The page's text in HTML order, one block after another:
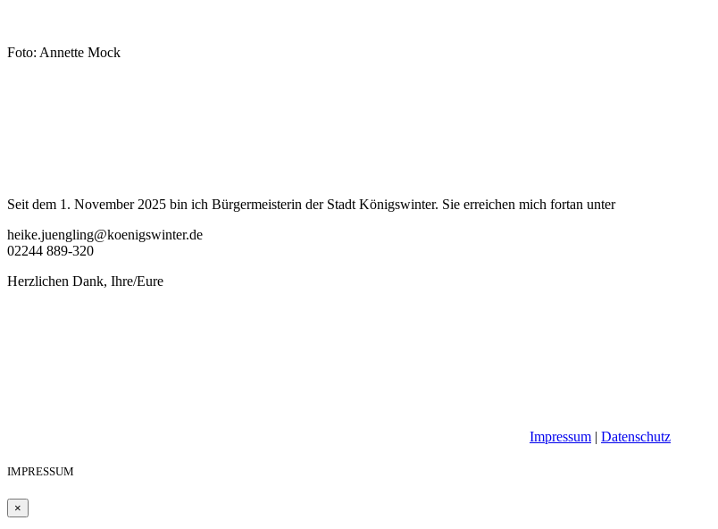
Foto: Annette Mock
Seit dem 1. November 2025 bin ich Bürgermeisterin der Stadt Königswinter. Sie erreichen mich fortan unter
heike.juengling@koenigswinter.de
02244 889-320
Herzlichen Dank, Ihre/Eure
Impressum | Datenschutz
IMPRESSUM
×